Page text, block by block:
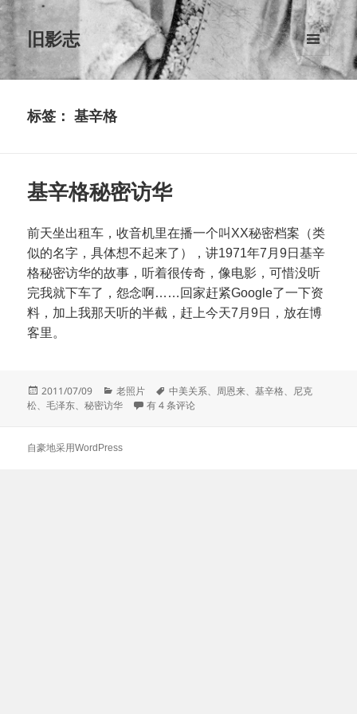
旧影志
菜单和
挂件
标签：基辛格
基辛格秘密访华
前天坐出租车，收音机里在播一个叫XX秘密档案（类
似的名字，具体想不起来了），讲1971年7月9日基辛
格秘密访华的故事，听着很传奇，像电影，可惜没听
完我就下车了，怨念啊……回家赶紧Google了一下资
料，加上我那天听的半截，赶上今天7月9日，放在博
客里。
发
布
2011/07/09
分
类
老照片
标
签
中美关系、 周恩来、基辛格、 尼克
松、毛泽东、秘密访华 基辛格秘密访华
有 4 条评论
自豪地采用WordPress